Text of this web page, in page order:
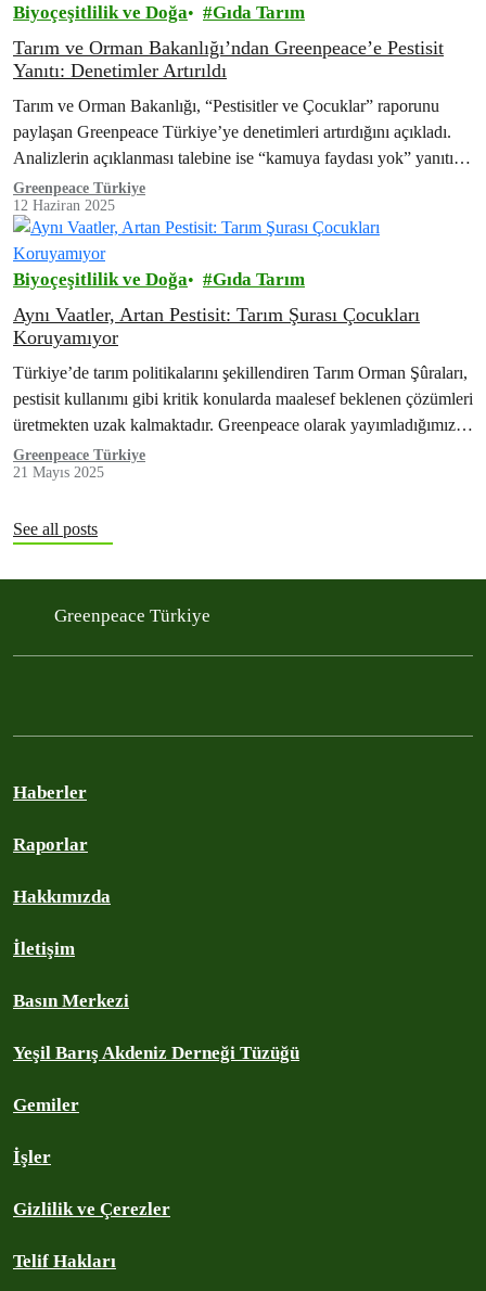
Biyoçeşitlilik ve Doğa Gıda Tarım
Tarım ve Orman Bakanlığı’ndan Greenpeace’e Pestisit
Yanıtı: Denetimler Artırıldı
Tarım ve Orman Bakanlığı, “Pestisitler ve Çocuklar” raporunu
paylaşan Greenpeace Türkiye’ye denetimleri artırdığını açıkladı.
Analizlerin açıklanması talebine ise “kamuya faydası yok” yanıtını
veriyor. Greenpeace, analizlerin açıklanması talebiyle hukuki
mücadeleyi de…
Greenpeace Türkiye
12 Haziran 2025
Biyoçeşitlilik ve Doğa Gıda Tarım
Aynı Vaatler, Artan Pestisit: Tarım Şurası Çocukları
Koruyamıyor
Türkiye’de tarım politikalarını şekillendiren Tarım Orman Şûraları,
pestisit kullanımı gibi kritik konularda maalesef beklenen çözümleri
üretmekten uzak kalmaktadır. Greenpeace olarak yayımladığımız
“Pestisitler ve Çocuklar” raporu, sorunun ciddiyetini gözler önüne
seriyor…
Greenpeace Türkiye
21 Mayıs 2025
See all posts
Greenpeace Türkiye
Haberler
Raporlar
Hakkımızda
İletişim
Basın Merkezi
Yeşil Barış Akdeniz Derneği Tüzüğü
Gemiler
İşler
Gizlilik ve Çerezler
Telif Hakları